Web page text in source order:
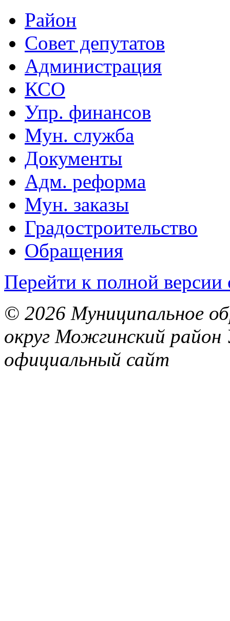
Район
Совет депутатов
Администрация
КСО
Упр. финансов
Мун. служба
Документы
Адм. реформа
Мун. заказы
Градостроительство
Обращения
Перейти к полной версии
© 2026 Муниципальное
округ Можгинский район
официальный сайт